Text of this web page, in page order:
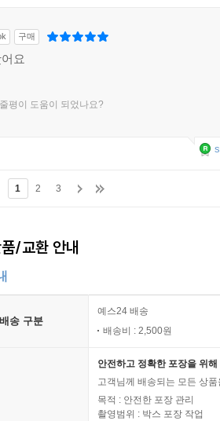
구매
요
평이 도움이 되었나요?
1 2 3
/교환 안내
배송 구분
예스24 배송
배송비 : 2,500원
안전하고 정확한 포장을 위
고객님께 배송되는 모든 상
목적 : 안전한 포장 관리
촬영범위 : 박스 포장 작업